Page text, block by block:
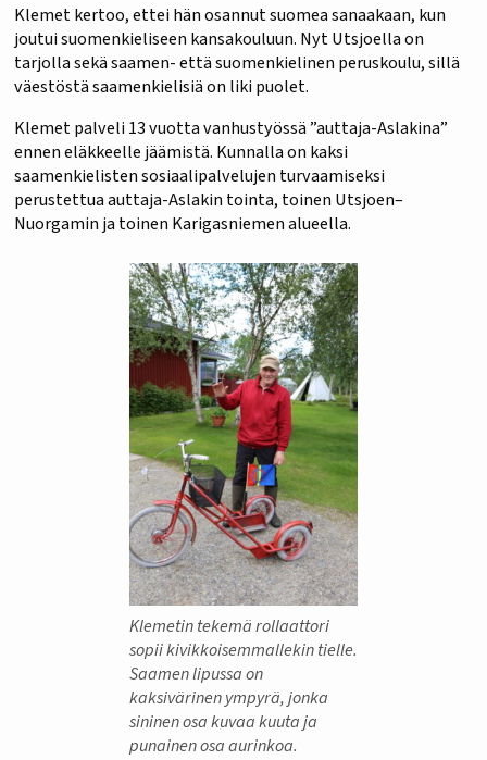
Klemet kertoo, ettei hän osannut suomea sanaakaan, kun
joutui suomenkieliseen kansakouluun. Nyt Utsjoella on
tarjolla sekä saamen- että suomenkielinen peruskoulu, sillä
väestöstä saamenkielisiä on liki puolet.
Klemet palveli 13 vuotta vanhustyössä ”auttaja-Aslakina”
ennen eläkkeelle jäämistä. Kunnalla on kaksi
saamenkielisten sosiaalipalvelujen turvaamiseksi
perustettua auttaja-Aslakin tointa, toinen Utsjoen–
Nuorgamin ja toinen Karigasniemen alueella.
Klemetin tekemä rollaattori
sopii kivikkoisemmallekin tielle.
Saamen lipussa on
kaksivärinen ympyrä, jonka
sininen osa kuvaa kuuta ja
punainen osa aurinkoa.